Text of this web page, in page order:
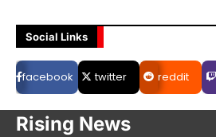
Social Links
facebook twitter reddit
Rising News